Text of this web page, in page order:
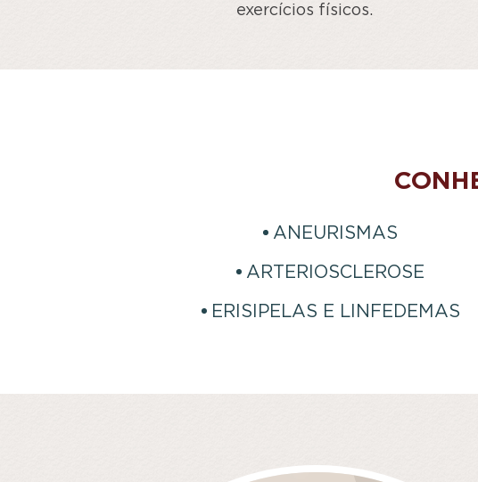
exercícios físicos.
ANEURISMAS
ARTERIOSCLEROSE
ERISIPELAS E LINFEDEMAS